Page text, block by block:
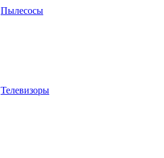
Пылесосы
Телевизоры